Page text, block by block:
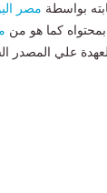
بواسطة مصر
بمحتواه كما هو من
علي المصدر